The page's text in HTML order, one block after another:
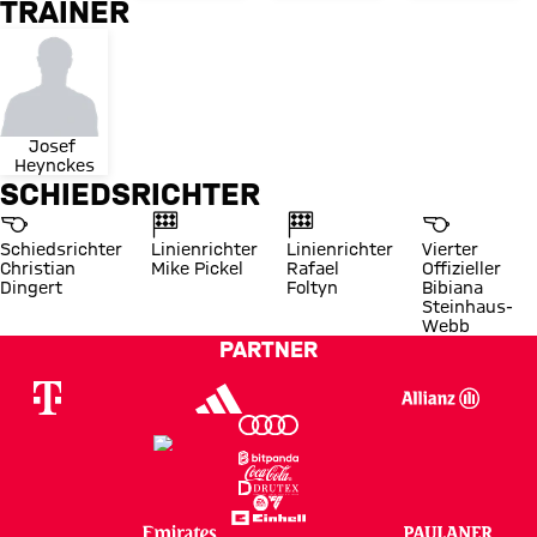
TRAINER
Josef
Heynckes
SCHIEDSRICHTER
Schiedsrichter
Christian
Dingert
Linienrichter
Mike Pickel
Linienrichter
Rafael
Foltyn
Vierter
Offizieller
Bibiana
Steinhaus-
Webb
PARTNER